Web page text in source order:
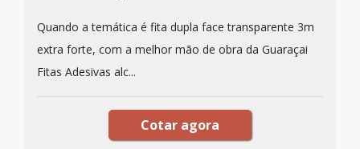
Quando a temática é fita dupla face transparente 3m
extra forte, com a melhor mão de obra da Guaraçai
Fitas Adesivas alc...
Cotar agora